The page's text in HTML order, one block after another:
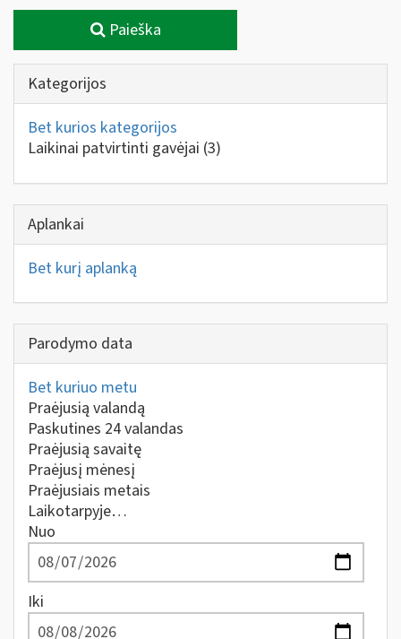
Paieška
Kategorijos
Bet kurios kategorijos
Laikinai patvirtinti gavėjai (3)
Aplankai
Bet kurį aplanką
Parodymo data
Bet kuriuo metu
Praėjusią valandą
Paskutines 24 valandas
Praėjusią savaitę
Praėjusį mėnesį
Praėjusiais metais
Laikotarpyje…
Nuo
Iki